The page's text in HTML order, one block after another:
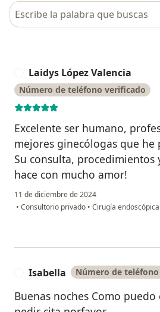
Busca en opiniones
Laidys López Valencia
Número de teléfono verificado
Excelente ser humano,
mejores ginecólogas que he
Su consulta, procedimientos
hace con mucho amor!
11 de diciembre de 2024
• Consultorio privado • Cirugía
Isabella Número de
Buenas noches Como